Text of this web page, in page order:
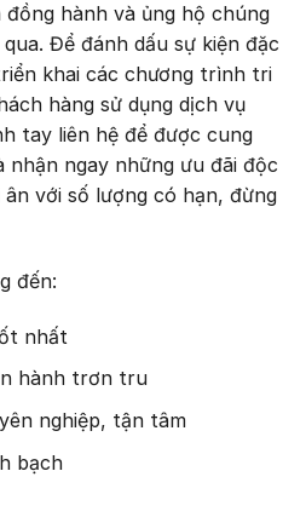
hành và ủng hộ chúng
Để đánh dấu sự kiện đặc
khai các chương trình tri
hàng sử dụng dịch vụ
tay liên hệ để được cung
ngay những ưu đãi độc
với số lượng có hạn, đừng
đến:
nhất
hành trơn tru
nghiệp, tận tâm
bạch